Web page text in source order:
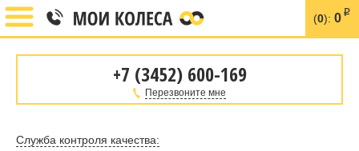
(0): 0 i
+7 (3452) 600-169
Перезвоните мне
Служба контроля качества: